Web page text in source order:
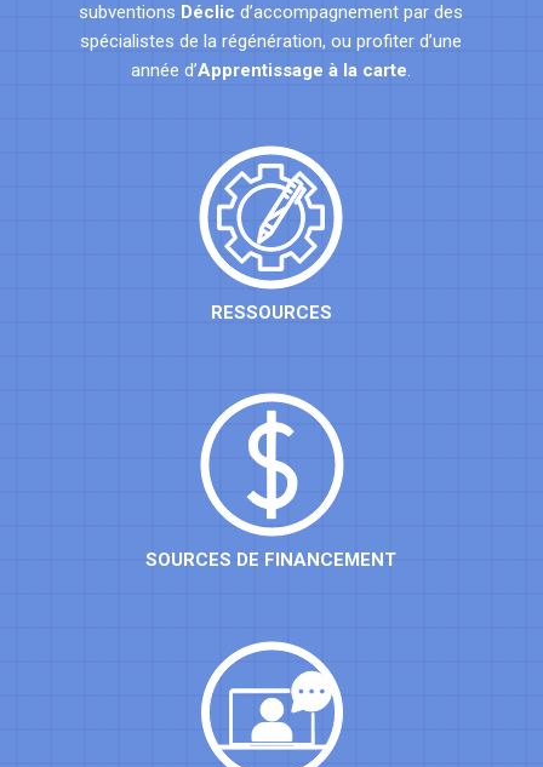
subventions Déclic d’accompagnement par des
spécialistes de la régénération, ou profiter d’une
année d’Apprentissage à la carte.
RESSOURCES
SOURCES DE FINANCEMENT